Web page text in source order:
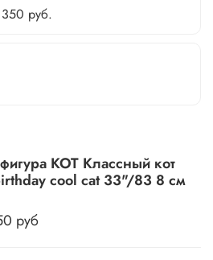
350 руб.
КОТ Классный кот
cool cat 33"/83 8 см
руб